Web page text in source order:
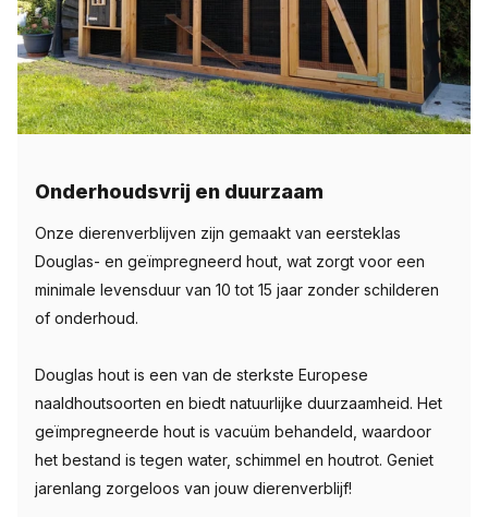
Onderhoudsvrij en duurzaam
Onze dierenverblijven zijn gemaakt van eersteklas
Douglas- en geïmpregneerd hout, wat zorgt voor een
minimale levensduur van 10 tot 15 jaar zonder schilderen
of onderhoud.
Douglas hout is een van de sterkste Europese
naaldhoutsoorten en biedt natuurlijke duurzaamheid. Het
geïmpregneerde hout is vacuüm behandeld, waardoor
het bestand is tegen water, schimmel en houtrot. Geniet
jarenlang zorgeloos van jouw dierenverblijf!